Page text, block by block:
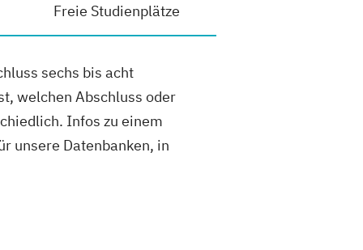
Freie Studienplätze
sechs bis acht
welchen Abschluss oder
Infos zu einem
unsere Datenbanken, in